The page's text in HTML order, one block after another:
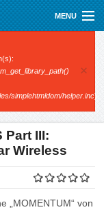
MENU
simplehtmldom/helper.inc).
×
Part III:
Wireless
„MOMENTUM“ von